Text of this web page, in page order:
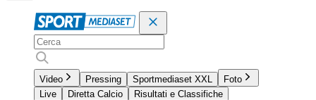
Video Pressing Sportmediaset XXL
Foto
Live
Diretta Calcio
Risultati e Classifiche